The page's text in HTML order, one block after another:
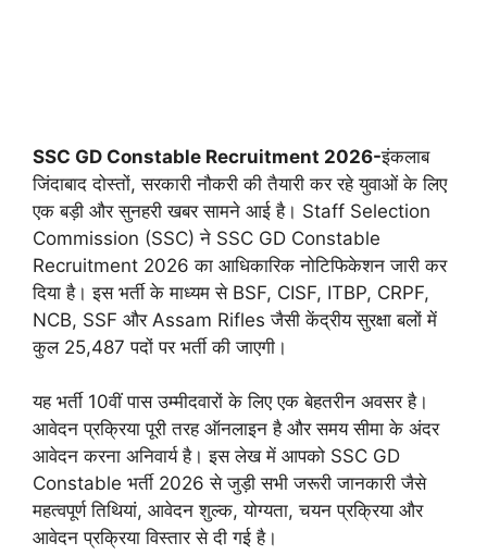
SSC GD Constable Recruitment 2026-इंकलाब
जिंदाबाद दोस्तों, सरकारी नौकरी की तैयारी कर रहे युवाओं के लिए
एक बड़ी और सुनहरी खबर सामने आई है। Staff Selection
Commission (SSC) ने SSC GD Constable
Recruitment 2026 का आधिकारिक नोटिफिकेशन जारी कर
दिया है। इस भर्ती के माध्यम से BSF, CISF, ITBP, CRPF,
NCB, SSF और Assam Rifles जैसी केंद्रीय सुरक्षा बलों में
कुल 25,487 पदों पर भर्ती की जाएगी।
यह भर्ती 10वीं पास उम्मीदवारों के लिए एक बेहतरीन अवसर है।
आवेदन प्रक्रिया पूरी तरह ऑनलाइन है और समय सीमा के अंदर
आवेदन करना अनिवार्य है। इस लेख में आपको SSC GD
Constable भर्ती 2026 से जुड़ी सभी जरूरी जानकारी जैसे
महत्वपूर्ण तिथियां, आवेदन शुल्क, योग्यता, चयन प्रक्रिया और
आवेदन प्रक्रिया विस्तार से दी गई है।